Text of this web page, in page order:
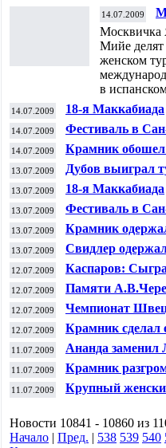
14.07.2009
Москвичка
Мийе делят
женском
в
14.07.2009 18-я Маккабиада
14.07.2009 Фестиваль в
14.07.2009
Крамник обошел
супертурнирах
13.07.2009 Дубов выиграл
13.07.2009 18-я Маккабиада
13.07.2009 Фестиваль в
13.07.2009 Крамник
13.07.2009 Свидлер
12.07.2009 Каспаров:
12.07.2009 Памяти
12.07.2009 Чемпионат
12.07.2009 Крамник сделал
11.07.2009 Ананда заменил
11.07.2009 Крамник
11.07.2009
Крупный
Новости 10841 - 10860 из
Начало | Пред. | 538 539 540